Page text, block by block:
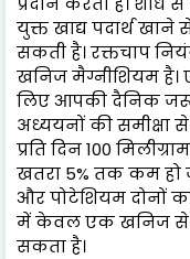
युक्त खाद्य पदार्थ
सकती है। रक्तचाप
खनिज मैग्नीशियम
लिए आपकी दैनिक
अध्ययनों की समीक्षा
प्रति दिन 100
खतरा 5% तक कम हो
और पोटेशियम दोनों
में केवल एक खनिज से
सकता है।